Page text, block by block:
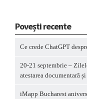
Povești recente
Ce crede ChatGPT
20-21 septembrie –
atestarea documentară
iMapp Bucharest